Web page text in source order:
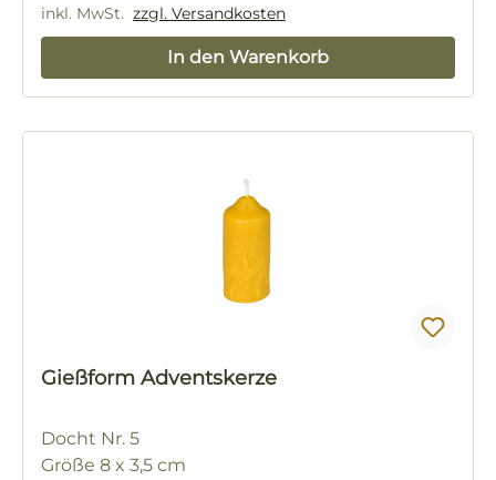
inkl. MwSt. zzgl. Versandkosten
In den Warenkorb
Gießform Adventskerze
Docht Nr. 5
Größe 8 x 3,5 cm